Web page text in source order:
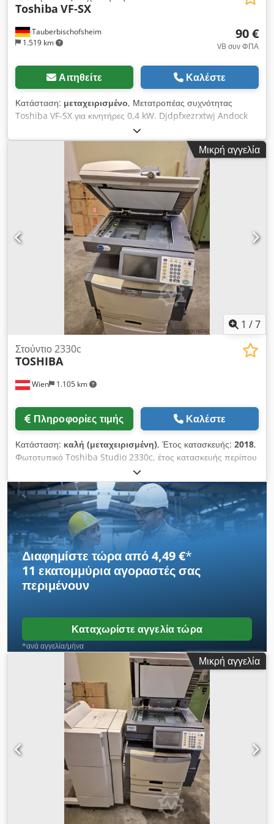
Tauberbischofsheim
1.519 km
Toshiba VF-SX
90 €
VB συν ΦΠΑ
Αιτηθείτε Καλέστε
Κατάσταση: μεταχειρισμένο, Μετατροπέας συχνότητας
Toshiba VF-SX για κινητήρες 0,4 kW. Djdpfxezrxtwj Andock
Δεν έχει ελεγχθεί, μεταχειρισμένο. Τεχνικά χαρακτηριστικά: -
Τεχνικά χαρακτηριστικά: Ανατρέξτε στις εικόνες.
Μικρή αγγελία
1 /7
Wien 1.105 km
Στούντιο 2330c
TOSHIBA
Πληροφορίες τιμής Καλέστε
Κατάσταση: καλή (μεταχειρισμένη), Έτος κατασκευής: 2018,
Φωτοτυπικό Toshiba Studio 2330c, έτος κατασκευής περίπου
Διαφημίστε τώρα από 4,49 €*
11 εκατομμύρια αγοραστέςσας
περιμένουν
Καταχωρίστε αγγελία τώρα
*ανά αγγελία/μήνα
Μικρή αγγελία